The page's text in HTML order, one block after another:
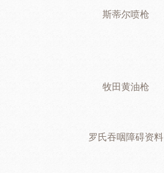
斯蒂尔喷枪
牧田黄油枪
罗氏吞咽障碍资料